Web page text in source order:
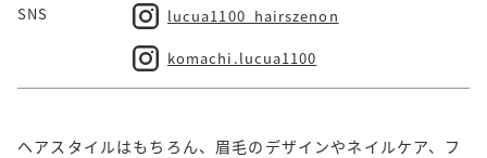
SNS lucua1100_hairszenon
komachi.lucua1100
ヘアスタイルはもちろん、眉毛のデザインやネイルケア、フ